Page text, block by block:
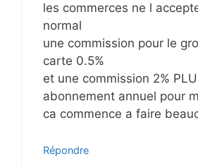
les commerces ne l
normal
une commission pour le
carte 0.5%
et une commission 2%
abonnement annuel pour
ca commence a faire
Répondre